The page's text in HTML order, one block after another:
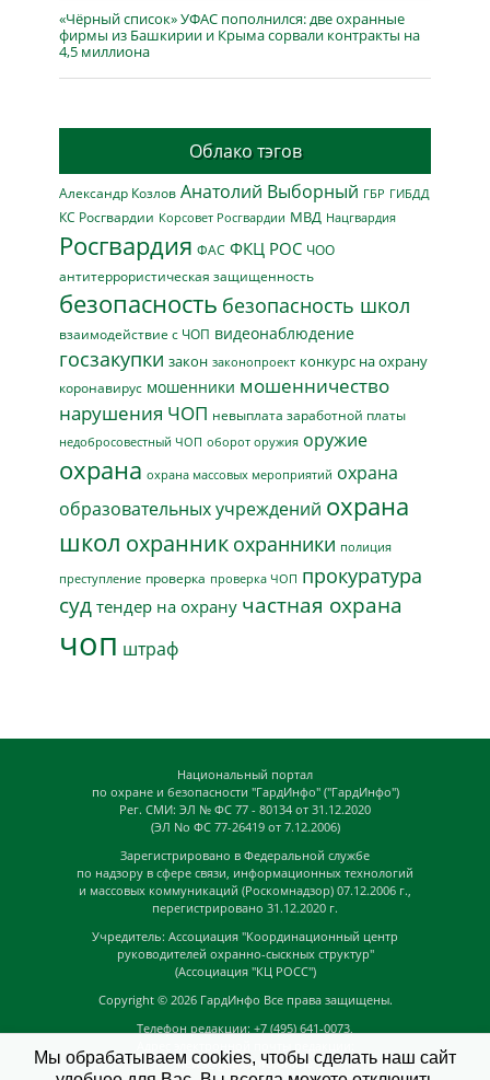
«Чёрный список» УФАС пополнился: две охранные
фирмы из Башкирии и Крыма сорвали контракты на
4,5 миллиона
Облако тэгов
Александр Козлов Анатолий Выборный ГБР ГИБДД
КС Росгвардии Корсовет Росгвардии МВД Нацгвардия
Росгвардия ФАС ФКЦ РОС ЧОО
антитеррористическая защищенность
безопасность безопасность школ
взаимодействие с ЧОП видеонаблюдение
госзакупки закон законопроект конкурс на охрану
коронавирус мошенники мошенничество
нарушения ЧОП невыплата заработной платы
недобросовестный ЧОП оборот оружия оружие
охрана охрана массовых мероприятий охрана
образовательных учреждений охрана
школ охранник охранники полиция
преступление проверка проверка ЧОП прокуратура
суд тендер на охрану частная охрана
чоп штраф
Национальный портал
по охране и безопасности "ГардИнфо" ("ГардИнфо")
Рег. СМИ: ЭЛ № ФС 77 - 80134 от 31.12.2020
(ЭЛ No ФС 77-26419 от 7.12.2006)
Зарегистрировано в Федеральной службе
по надзору в сфере связи, информационных технологий
и массовых коммуникаций (Роскомнадзор) 07.12.2006 г.,
перегистрировано 31.12.2020 г.
Учредитель: Ассоциация "Координационный центр
руководителей охранно-сыскных структур"
(Ассоциация "КЦ РОСС")
Copyright © 2026 ГардИнфо Все права защищены.
Телефон редакции: +7 (495) 641-0073,
news@guardinfo.online
Мы обрабатываем cookies, чтобы сделать наш сайт